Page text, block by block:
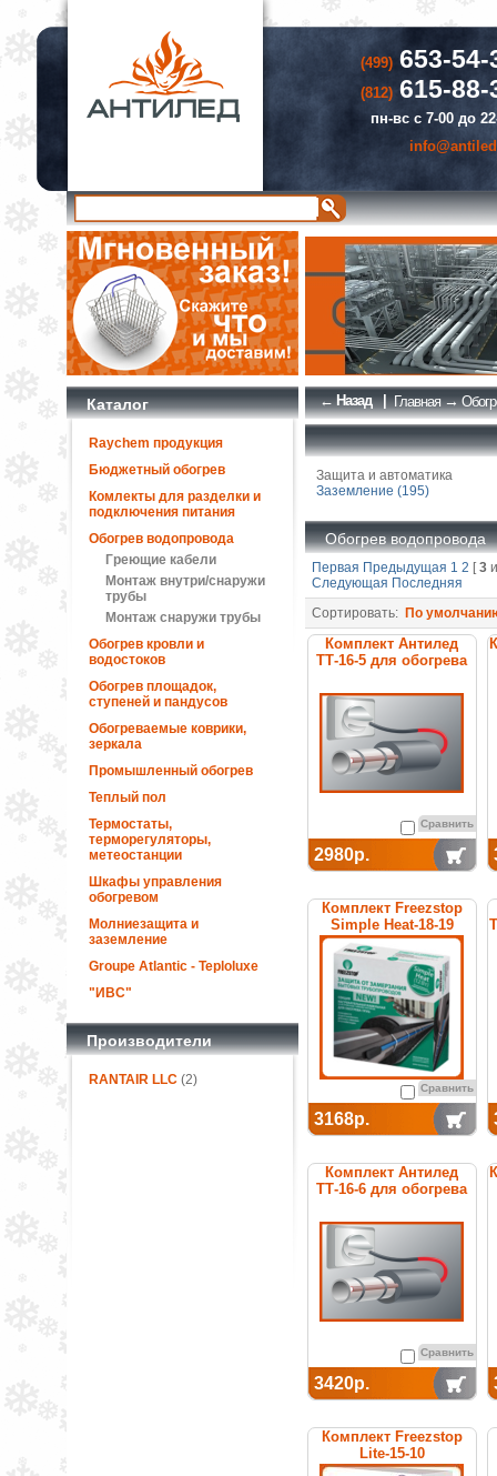
(499)653-54-
(812)615-88-
пн-вс с 7-00 до
Каталог
Raychem продукция
Бюджетный обогрев
Комлекты для разделки и
подключения питания
Обогрев водопровода
Греющие кабели
Монтаж внутри/снаружи
трубы
Монтаж снаружи трубы
Обогрев кровли и
водостоков
Обогрев площадок,
ступеней и пандусов
Обогреваемые коврики,
зеркала
Промышленный обогрев
Теплый пол
Термостаты,
терморегуляторы,
метеостанции
Шкафы управления
обогревом
Молниезащита и
заземление
Groupe Atlantic - Teploluxe
"ИВС"
Производители
RANTAIR LLC(2)
← Назад | Главная→
Защита и автоматика
Заземление (195)
Обогрев водопровода
Первая Предыдущая 1 2 [3
Следующая Последняя
Сортировать: По
Комплект Антилед
ТТ-16-5 для обогрева
Сравнить
2980р.
Комплект Freezstop
Simple Heat-18-19
Сравнить
3168р.
Комплект Антилед
ТТ-16-6 для обогрева
Сравнить
3420р.
Комплект Freezstop
Lite-15-10